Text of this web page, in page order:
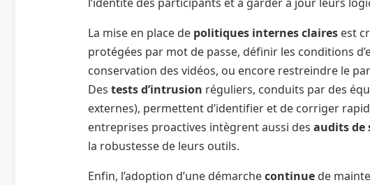
La mise en place de politiques internes claires est
protégées par mot de passe, définir les conditions
conservation des vidéos, ou encore restreindre le
Des tests d’intrusion réguliers, conduits par des
externes), permettent d’identifier et de corriger
entreprises proactives intègrent aussi des audits de
la robustesse de leurs outils.
Enfin, l’adoption d’une démarchecontinue de